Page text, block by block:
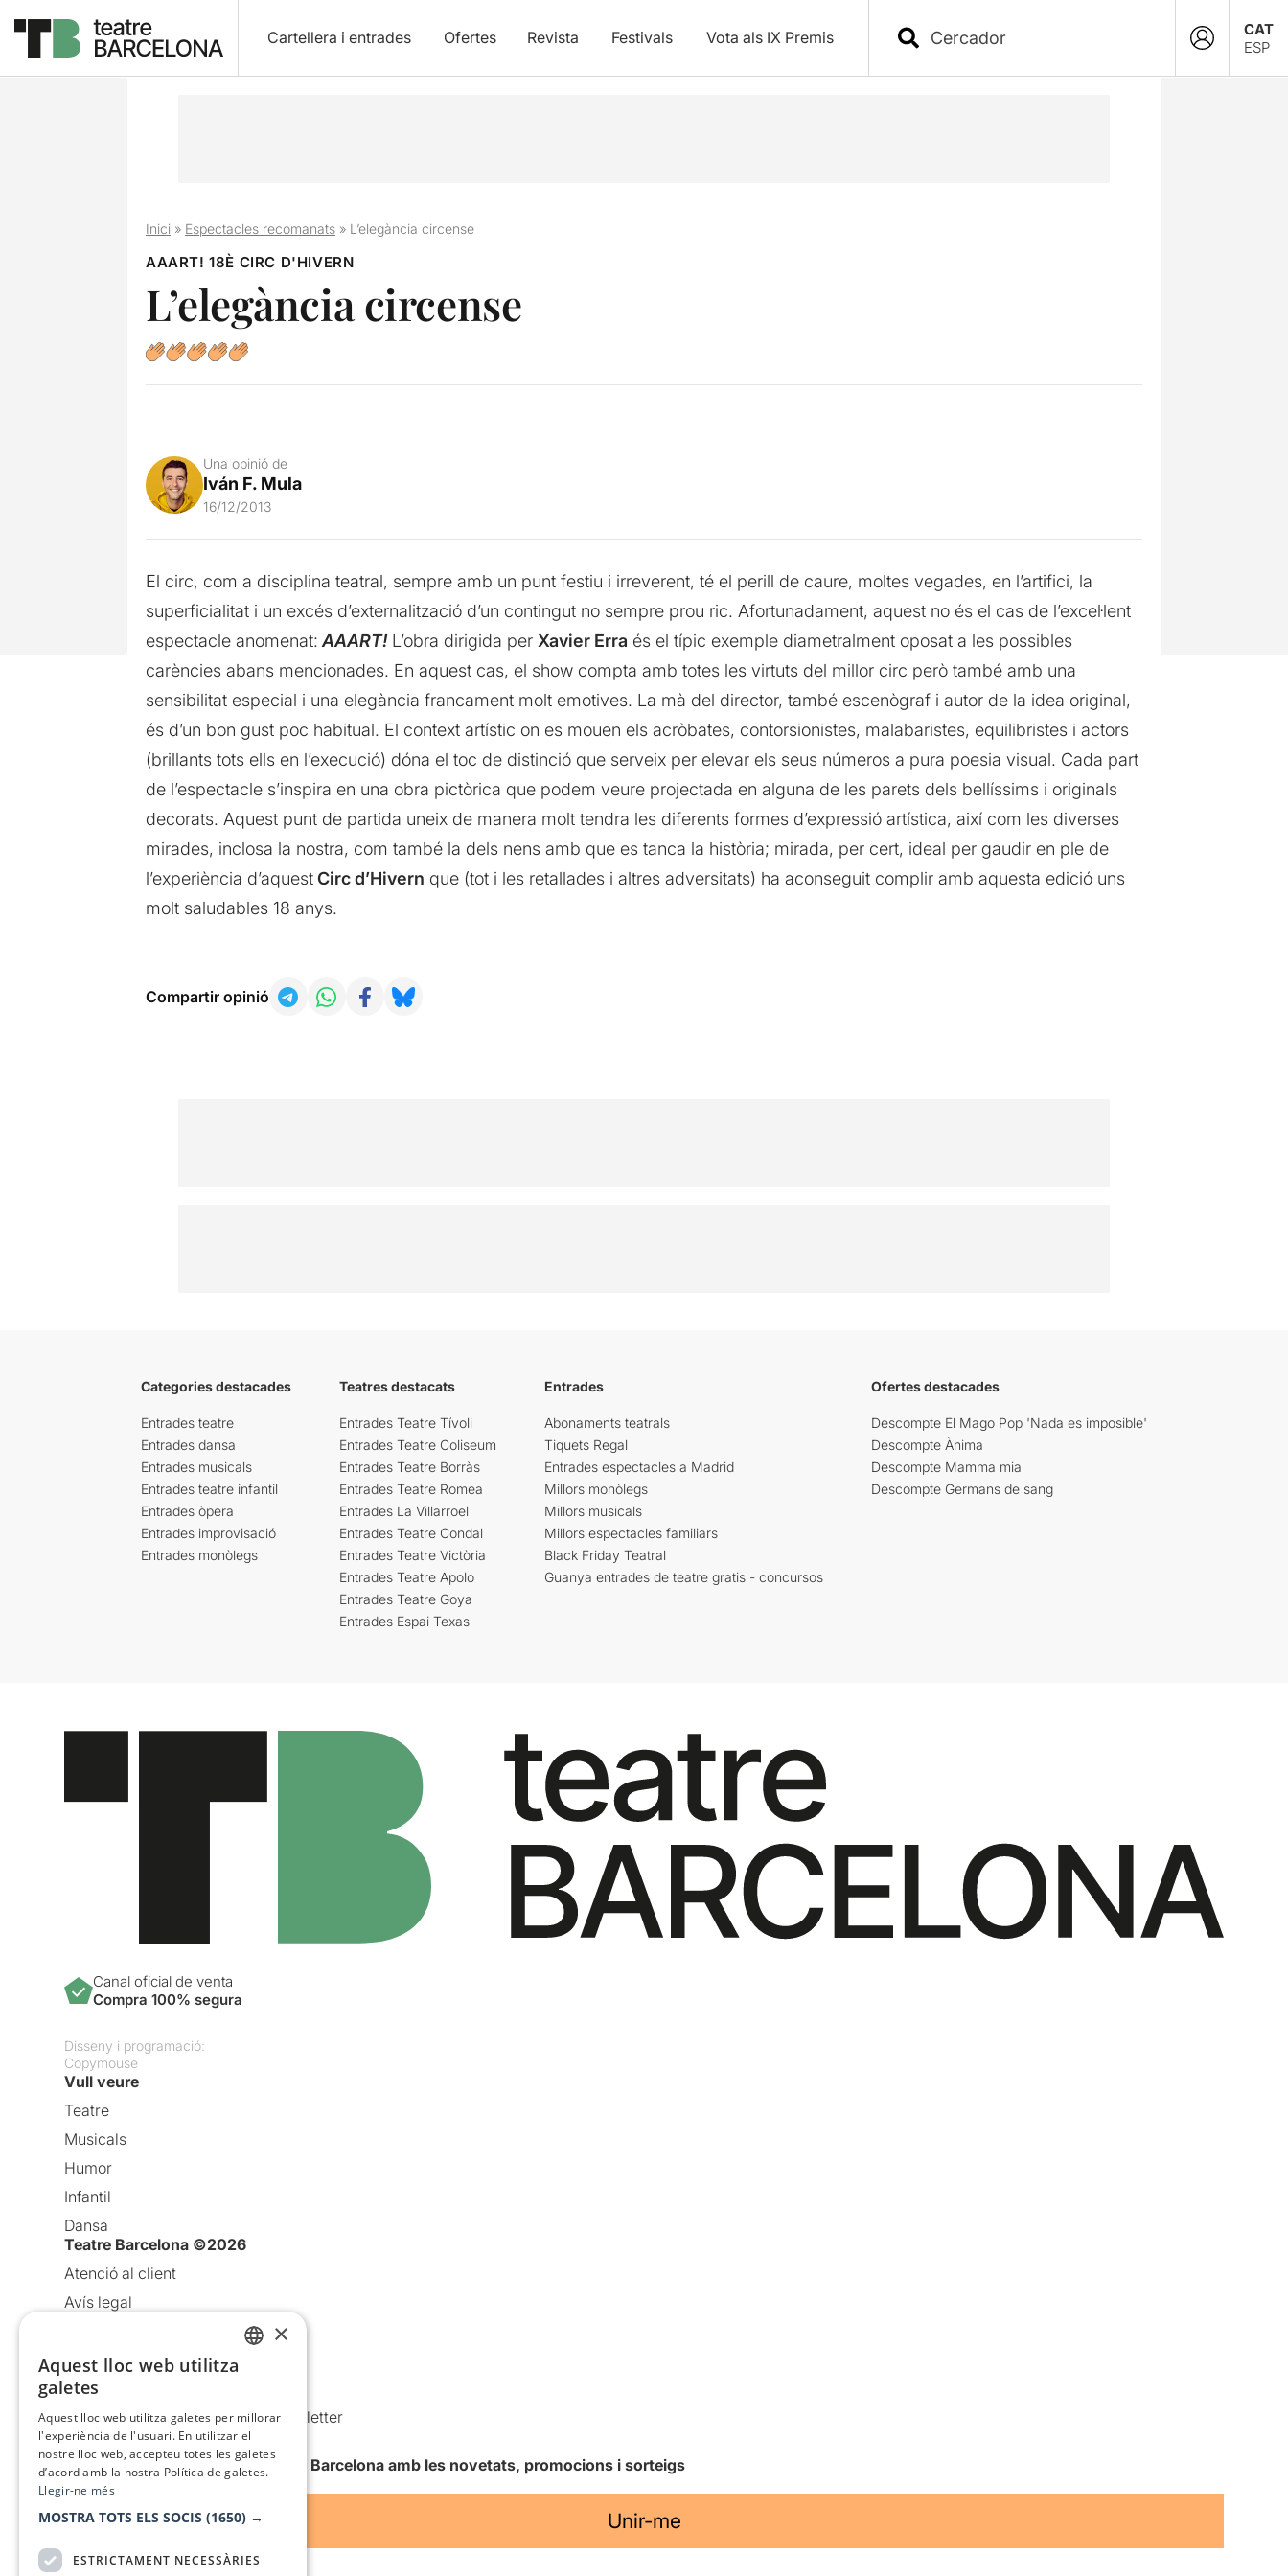
Cartellera i entrades Ofertes Revista Festivals Vota als IX Premis
CAT
ESP
Inici» Espectacles recomanats» L’elegància circense
AAART! 18È CIRC D'HIVERN
L’elegància circense
Una opinió de
Iván F. Mula
16/12/2013
El circ, com a disciplina teatral, sempre amb un punt festiu i irreverent, té el perill de caure, moltes vegades, en l’artifici, la
superficialitat i un excés d’externalització d’un contingut no sempre prou ric. Afortunadament, aquest no és el cas de l’excel·lent
espectacle anomenat: AAART!L’obra dirigida per Xavier Erra és el típic exemple diametralment oposat a les possibles
carències abans mencionades. En aquest cas, el show compta amb totes les virtuts del millor circ però també amb una
sensibilitat especial i una elegància francament molt emotives. La mà del director, també escenògraf i autor de la idea original,
és d’un bon gust poc habitual. El context artístic on es mouen els acròbates, contorsionistes, malabaristes, equilibristes i actors
(brillants tots ells en l’execució) dóna el toc de distinció que serveix per elevar els seus números a pura poesia visual. Cada part
de l’espectacle s’inspira en una obra pictòrica que podem veure projectada en alguna de les parets dels bellíssims i originals
decorats. Aquest punt de partida uneix de manera molt tendra les diferents formes d’expressió artística, així com les diverses
mirades, inclosa la nostra, com també la dels nens amb que es tanca la història; mirada, per cert, ideal per gaudir en ple de
l’experiència d’aquestCirc d’Hivern que (tot i les retallades i altres adversitats) ha aconseguit complir amb aquesta edició uns
molt saludables 18 anys.
Compartir opinió
Categories destacades
Entrades teatre
Entrades dansa
Entrades musicals
Entrades teatre infantil
Entrades òpera
Entrades improvisació
Entrades monòlegs
Teatres destacats
Entrades Teatre Tívoli
Entrades Teatre Coliseum
Entrades Teatre Borràs
Entrades Teatre Romea
Entrades La Villarroel
Entrades Teatre Condal
Entrades Teatre Victòria
Entrades Teatre Apolo
Entrades Teatre Goya
Entrades Espai Texas
Entrades
Abonaments teatrals
Tiquets Regal
Entrades espectacles a Madrid
Millors monòlegs
Millors musicals
Millors espectacles familiars
Black Friday Teatral
Guanya entrades de teatre gratis - concursos
Ofertes destacades
Descompte El Mago Pop 'Nada es imposible'
Descompte Ànima
Descompte Mamma mia
Descompte Germans de sang
Canal oficial de venta
Compra 100% segura
Disseny i programació:
Copymouse
Vull veure
Teatre
Musicals
Humor
Infantil
Dansa
Teatre Barcelona ©2026
Atenció al client
Avís legal
Política de cookies
Condicions d’ús
Comunicacions comercials i Newsletter
Anuncia’t
Vull rebre la newsletter de Teatre Barcelona amb les novetats, promocions i sorteigs
Unir-me
×
Aquest lloc web utilitza
galetes
Aquest lloc web utilitza galetes per millorar
l'experiència de l'usuari. En utilitzar el
nostre lloc web, accepteu totes les galetes
d’acord amb la nostra Política de galetes.
Llegir-ne més
MOSTRA TOTS ELS SOCIS (1650) →
ESTRICTAMENT NECESSÀRIES